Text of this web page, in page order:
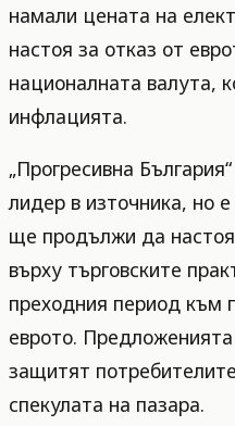
намали цената на
настоя за отказ от
националната валута,
инфлацията.
„Прогресивна
лидер в източника, но
ще продължи да
върху търговските
преходния период към
еврото.
защитят
спекулата на пазара.